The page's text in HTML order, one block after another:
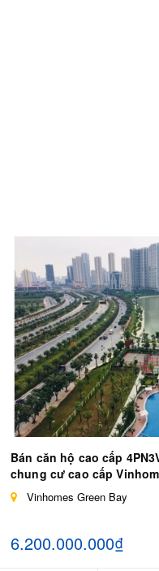
Bán căn hộ cao cấp
chung cư cao cấp
Vinhomes Green Bay
6.200.000.000₫